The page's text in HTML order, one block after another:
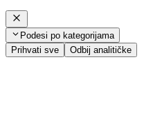
Podesi po kategorijama
Prihvati sve
Odbij analitičke